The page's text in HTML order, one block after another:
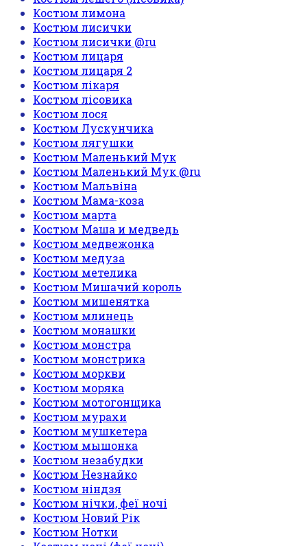
Костюм лимона
Костюм лисички
Костюм лисички @ru
Костюм лицаря
Костюм лицаря 2
Костюм лікаря
Костюм лісовика
Костюм лося
Костюм Лускунчика
Костюм лягушки
Костюм Маленький Мук
Костюм Маленький Мук @ru
Костюм Мальвіна
Костюм Мама-коза
Костюм марта
Костюм Маша и медведь
Костюм медвежонка
Костюм медуза
Костюм метелика
Костюм Мишачий король
Костюм мишенятка
Костюм млинець
Костюм монашки
Костюм монстра
Костюм монстрика
Костюм моркви
Костюм моряка
Костюм мотогонщика
Костюм мурахи
Костюм мушкетера
Костюм мышонка
Костюм незабудки
Костюм Незнайко
Костюм ніндзя
Костюм нічки, феї ночі
Костюм Новий Рік
Костюм Нотки